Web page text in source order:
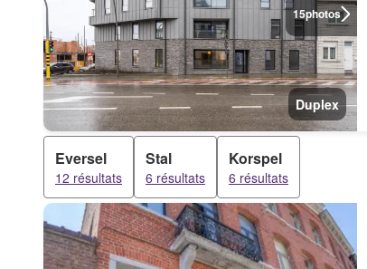
15photos
Duplex
Eversel
12 résultats
Stal
6 résultats
Korspel
6 résultats